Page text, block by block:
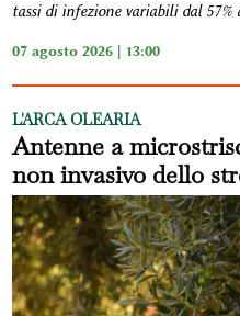
tassi di infezione variabili dal 57%
07 agosto 2026 | 13:00
L'ARCA OLEARIA
Antenne a
non invasivo dello